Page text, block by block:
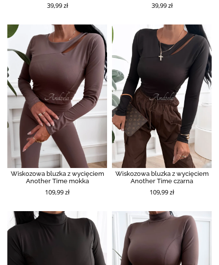
39,99 zł 39,99 zł
Wiskozowa bluzka z wycięciem
Another Time mokka
109,99 zł
Wiskozowa bluzka z wycięciem
Another Time czarna
109,99 zł